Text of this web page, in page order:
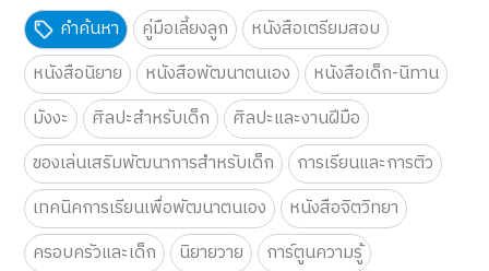
คำค้นหา คู่มือเลี้ยงลูก
หนังสือเตรียมสอบ
หนังสือนิยาย
หนังสือพัฒนาตนเอง
หนังสือเด็ก-นิทาน
มังงะ
ศิลปะสำหรับเด็ก
ศิลปะและงานฝีมือ
ของเล่นเสริมพัฒนาการสำหรับเด็ก
การเรียนและการติว
เทคนิคการเรียนเพื่อพัฒนาตนเอง
หนังสือจิตวิทยา
ครอบครัวและเด็ก
นิยายวาย
การ์ตูนความรู้